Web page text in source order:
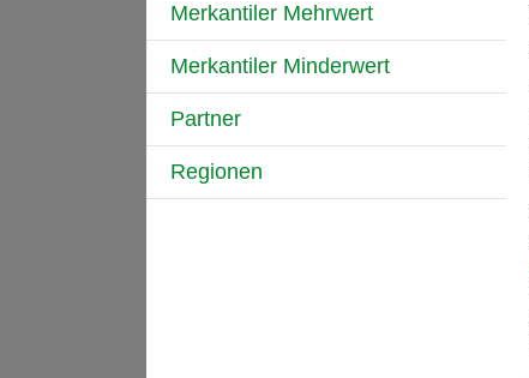
Merkantiler Mehrwert
Merkantiler Minderwert
Partner
Regionen